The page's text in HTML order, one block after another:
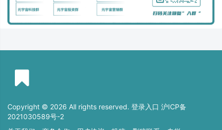
Copyright © 2026 All rights reserved. 登录入口 沪ICP备
2021030589号-2